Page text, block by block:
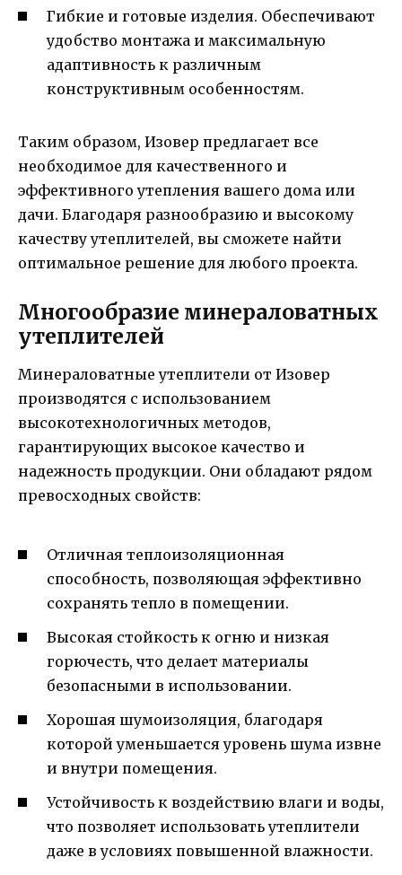
Гибкие и готовые изделия. Обеспечивают
удобство монтажа и максимальную
адаптивность к различным
конструктивным особенностям.
Таким образом, Изовер предлагает все
необходимое для качественного и
эффективного утепления вашего дома или
дачи. Благодаря разнообразию и высокому
качеству утеплителей, вы сможете найти
оптимальное решение для любого проекта.
Многообразие минераловатных
утеплителей
Минераловатные утеплители от Изовер
производятся с использованием
высокотехнологичных методов,
гарантирующих высокое качество и
надежность продукции. Они обладают рядом
превосходных свойств:
Отличная теплоизоляционная
способность, позволяющая эффективно
сохранять тепло в помещении.
Высокая стойкость к огню и низкая
горючесть, что делает материалы
безопасными в использовании.
Хорошая шумоизоляция, благодаря
которой уменьшается уровень шума извне
и внутри помещения.
Устойчивость к воздействию влаги и воды,
что позволяет использовать утеплители
даже в условиях повышенной влажности.